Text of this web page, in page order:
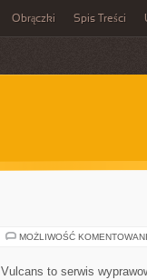
Obrączki Spis Treści
MOŻLIWOŚĆ
Vulcans to serwis